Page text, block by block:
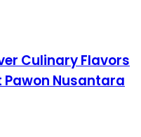
Culinary Flavors
Nusantara